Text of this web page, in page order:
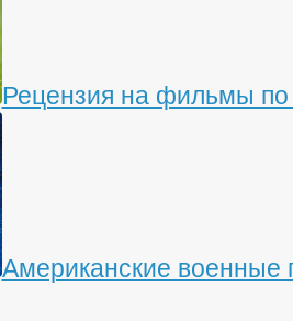
Рецензия на фильмы по
Американские военные